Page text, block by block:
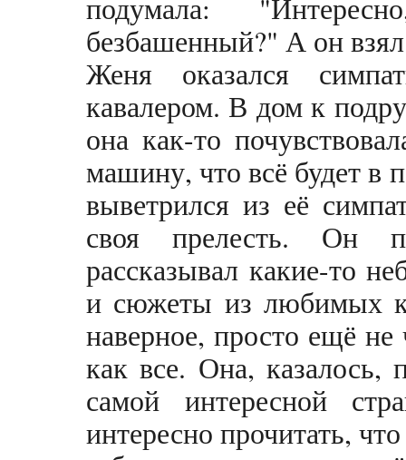
безбашенный?" А он
Женя оказался
кавалером. В дом к
она как-то
машину, что всё будет в
выветрился из её
своя прелесть. Он
рассказывал какие-то
и сюжеты из любимых
наверное, просто ещё
как все. Она, казалось,
самой интересной
интересно прочитать,